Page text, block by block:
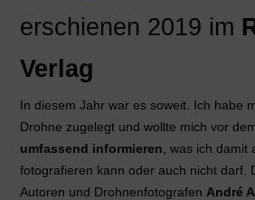
erschienen 2019 im
Verlag
In diesem Jahr war es soweit. Ich habe
Drohne zugelegt und wollte mich vor
umfassend informieren , was ich
fotografieren kann oder auch nicht darf.
Autoren und Drohnenfotografen André